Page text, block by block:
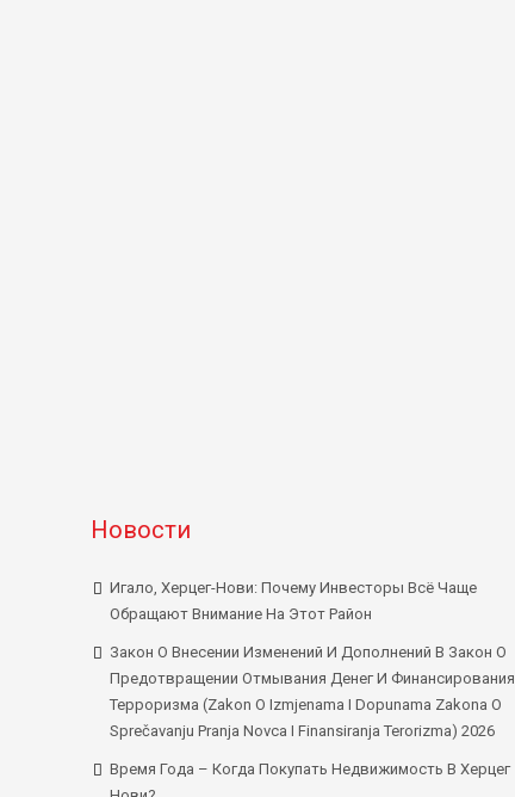
Новости
Игало, Херцег-Нови: Почему Инвесторы Всё Чаще
Обращают Внимание На Этот Район
Закон О Внесении Изменений И Дополнений В Закон О
Предотвращении Отмывания Денег И Финансирования
Терроризма (Zakon O Izmjenama I Dopunama Zakona O
Sprečavanju Pranja Novca I Finansiranja Terorizma) 2026
Время Года – Когда Покупать Недвижимость В Херцег